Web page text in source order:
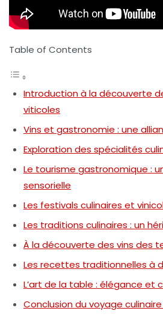
Table of Contents
Introduction à la découverte
viticoles
Vins et gastronomie : une
Exploration des spécialités
Le tourisme gastronomique :
sensorielle
Les festivals culinaires et
Les traditions culinaires : un
À la découverte des vins des
Les recettes traditionnelles à
L’art de la table : élégance et
Conclusion du voyage